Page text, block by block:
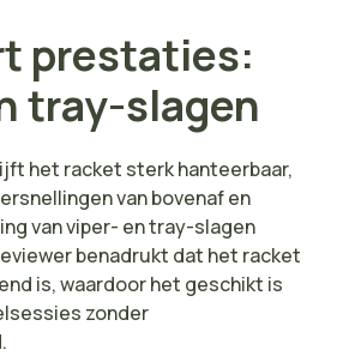
prestaties:
tray-slagen
het racket sterk hanteerbaar,
van bovenaf en
van viper- en tray-slagen
benadrukt dat het racket
is, waardoor het geschikt is
zonder